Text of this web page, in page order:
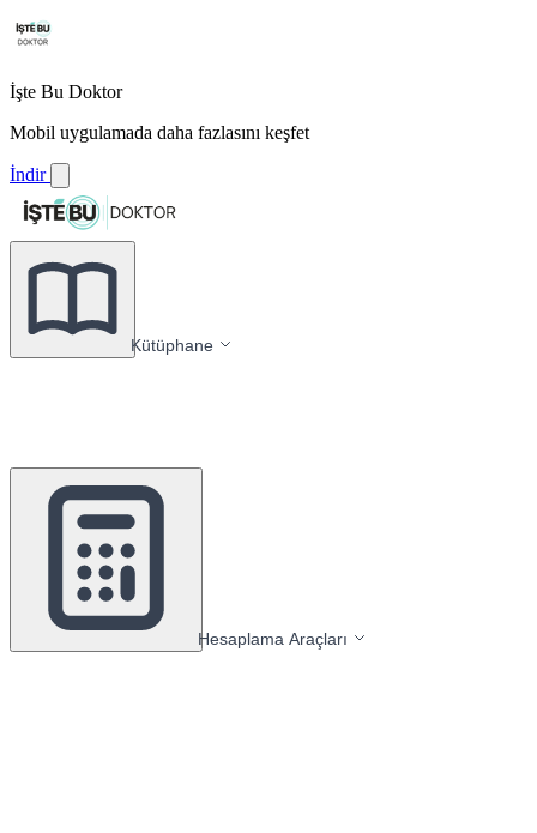
İşte Bu Doktor
Mobil uygulamada daha fazlasını keşfet
İndir
Kütüphane
Hesaplama Araçları